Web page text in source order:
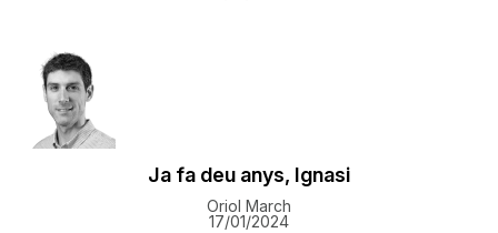
Ja fa deu anys, Ignasi
Oriol March
17/01/2024